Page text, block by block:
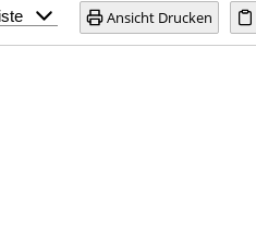
Ansicht Drucken